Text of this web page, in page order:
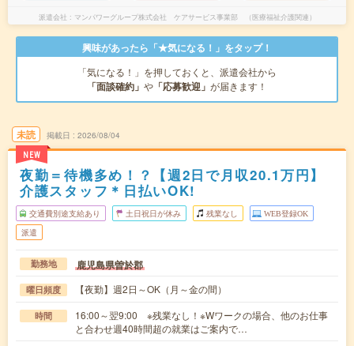
派遣会社 マンパワーグループ株式会社 ケアサービス事業部 （医療福祉介護関連）
興味があったら「★気になる！」をタップ！
「気になる！」を押しておくと、派遣会社から
「面談確約」 や 「応募歓迎」 が届きます！
未読
NEW
掲載日 2026/08/04
夜勤＝待機多め！？【週2日で月収20.1万円】
介護スタッフ＊日払いOK!
交通費別途支給あり 土日祝日が休み 残業なし WEB登録OK
派遣
勤務地 鹿児島県曽於郡
曜日頻度 【夜勤】週2日～OK（月～金の間）
時間
16:00～翌9:00 ※残業なし！※Wワークの場合、他のお仕事
と合わせ週40時間超の就業はご案内で…